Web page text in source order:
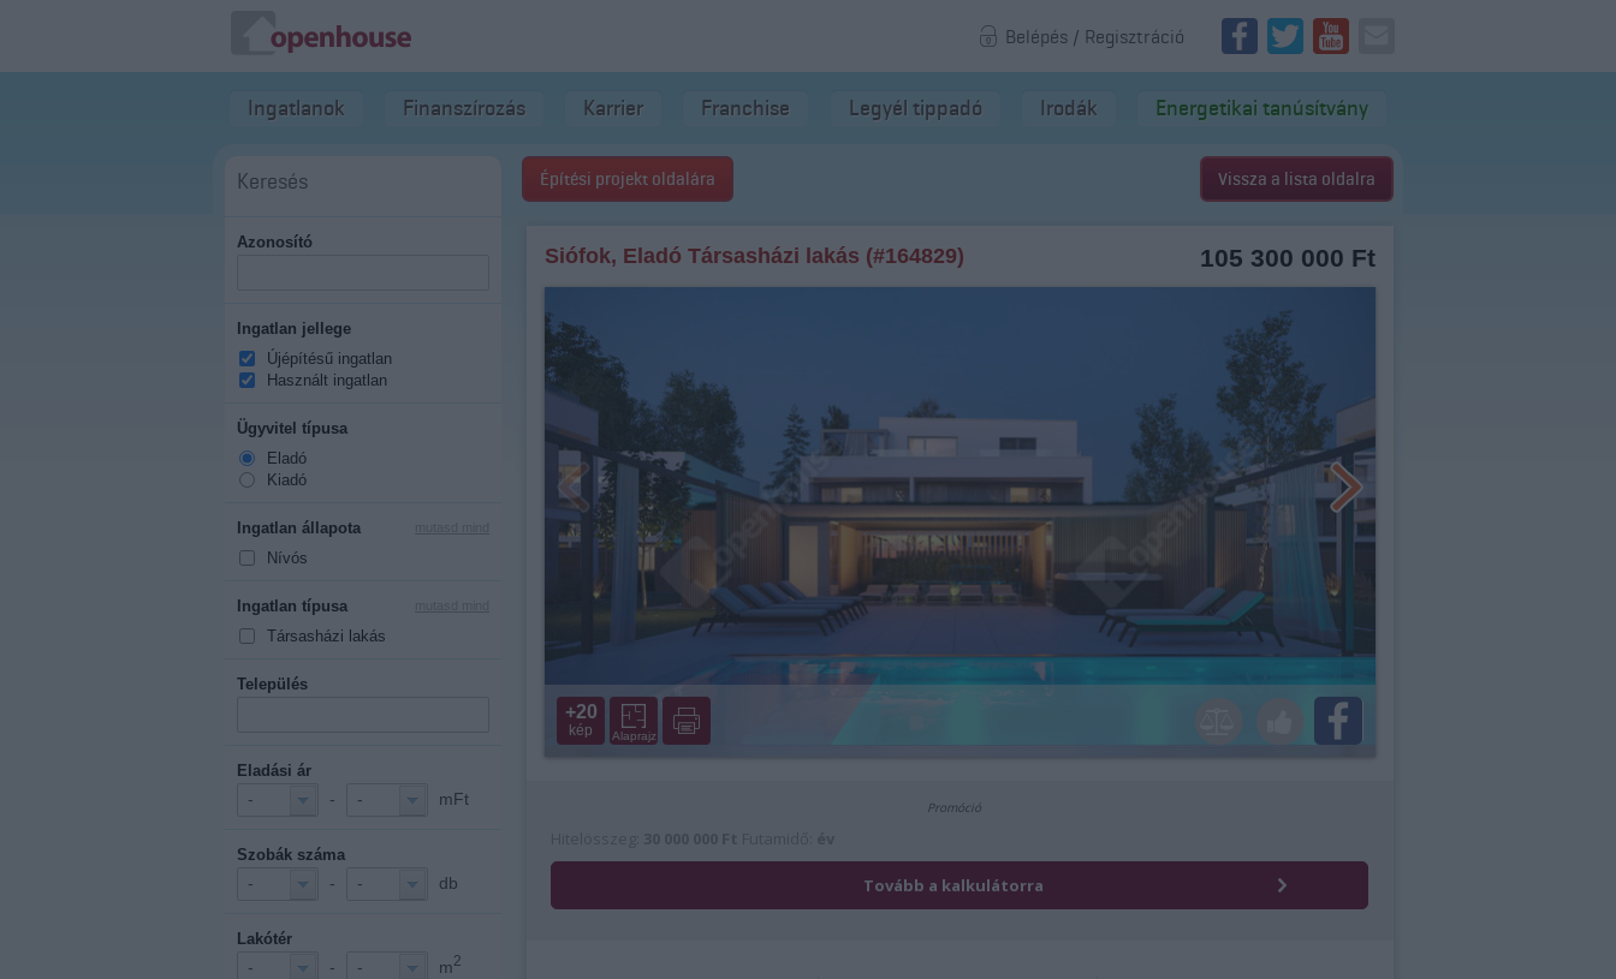
Belépés / Regisztráció
Ingatlanok Finanszírozás Karrier Franchise Legyél tippadó Irodák Energetikai tanúsítvány
Keresés
Azonosító
Ingatlan jellege
Újépítésű ingatlan
Használt ingatlan
Ügyvitel típusa
Eladó
Kiadó
Ingatlan állapota
Nívós
Ingatlan típusa
Társasházi lakás
Település
Eladási ár
- - - mFt
Szobák száma
- - - db
Lakótér
- - - m2
Építési projekt oldalára Vissza a lista oldalra
105 300 000 Ft
Siófok, Eladó Társasházi lakás (#164829)
+20
kép Alaprajz